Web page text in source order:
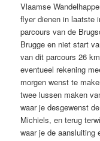
Vlaamse
flyer dienen in laatste
parcours van de
Brugge en niet start
van dit parcours 26
eventueel rekening
morgen wenst te
twee lussen maken
waar je desgewenst
Michiels, en terug
waar je de aansluiting